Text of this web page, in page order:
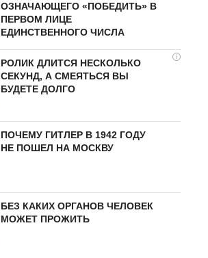
ОЗНАЧАЮЩЕГО «ПОБЕДИТЬ» В
ПЕРВОМ ЛИЦЕ
ЕДИНСТВЕННОГО ЧИСЛА
i
РОЛИК ДЛИТСЯ НЕСКОЛЬКО
СЕКУНД, А СМЕЯТЬСЯ ВЫ
БУДЕТЕ ДОЛГО
ПОЧЕМУ ГИТЛЕР В 1942 ГОДУ
НЕ ПОШЕЛ НА МОСКВУ
БЕЗ КАКИХ ОРГАНОВ ЧЕЛОВЕК
МОЖЕТ ПРОЖИТЬ